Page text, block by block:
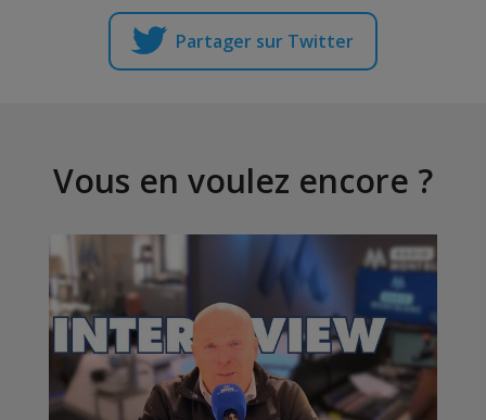
Partager sur Twitter
Vous en voulez encore ?